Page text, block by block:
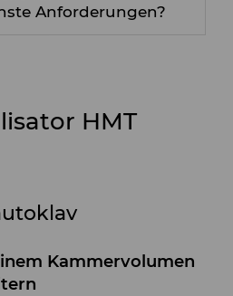
Anforderungen?
HMT
Kammervolumen